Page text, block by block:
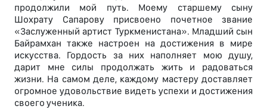
продолжили мой путь. Моему старшему сыну
Шохрату Сапарову присвоено почетное звание
«Заслуженный артист Туркменистана». Младший сын
Байрамхан также настроен на достижения в мире
искусства. Гордость за них наполняет мою душу,
дарит мне силы продолжать жить и радоваться
жизни. На самом деле, каждому мастеру доставляет
огромное удовольствие видеть успехи и достижения
своего ученика.